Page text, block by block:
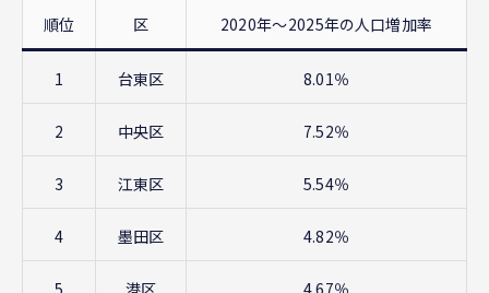
順位 区 2020年〜2025年の人口増加率
1 台東区 8.01％
2 中央区 7.52％
3 江東区 5.54％
4 墨田区 4.82％
5 港区 4.67％